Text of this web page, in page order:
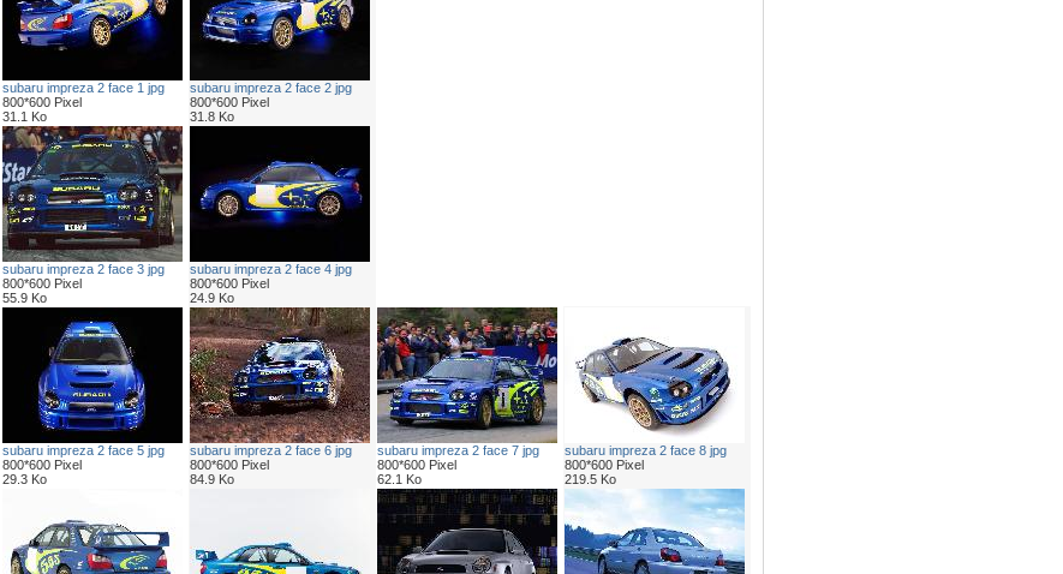
subaru impreza 2 face 1 jpg
800*600 Pixel
31.1 Ko
subaru impreza 2 face 2 jpg
800*600 Pixel
31.8 Ko
subaru impreza 2 face 3 jpg
800*600 Pixel
55.9 Ko
subaru impreza 2 face 4 jpg
800*600 Pixel
24.9 Ko
subaru impreza 2 face 5 jpg
800*600 Pixel
29.3 Ko
subaru impreza 2 face 6 jpg
800*600 Pixel
84.9 Ko
subaru impreza 2 face 7 jpg
800*600 Pixel
62.1 Ko
subaru impreza 2 face 8 jpg
800*600 Pixel
219.5 Ko